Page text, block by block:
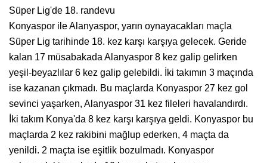
Süper Lig'de 18. randevu
Konyaspor ile Alanyaspor, yarın oynayacakları maçla
Süper Lig tarihinde 18. kez karşı karşıya gelecek. Geride
kalan 17 müsabakada Alanyaspor 8 kez galip gelirken
yeşil-beyazlılar 6 kez galip gelebildi. İki takımın 3 maçında
ise kazanan çıkmadı. Bu maçlarda Konyaspor 27 kez gol
sevinci yaşarken, Alanyaspor 31 kez fileleri havalandırdı.
İki takım Konya'da 8 kez karşı karşıya geldi. Konyaspor bu
maçlarda 2 kez rakibini mağlup ederken, 4 maçta da
yenildi. 2 maçta ise eşitlik bozulmadı. Konyaspor